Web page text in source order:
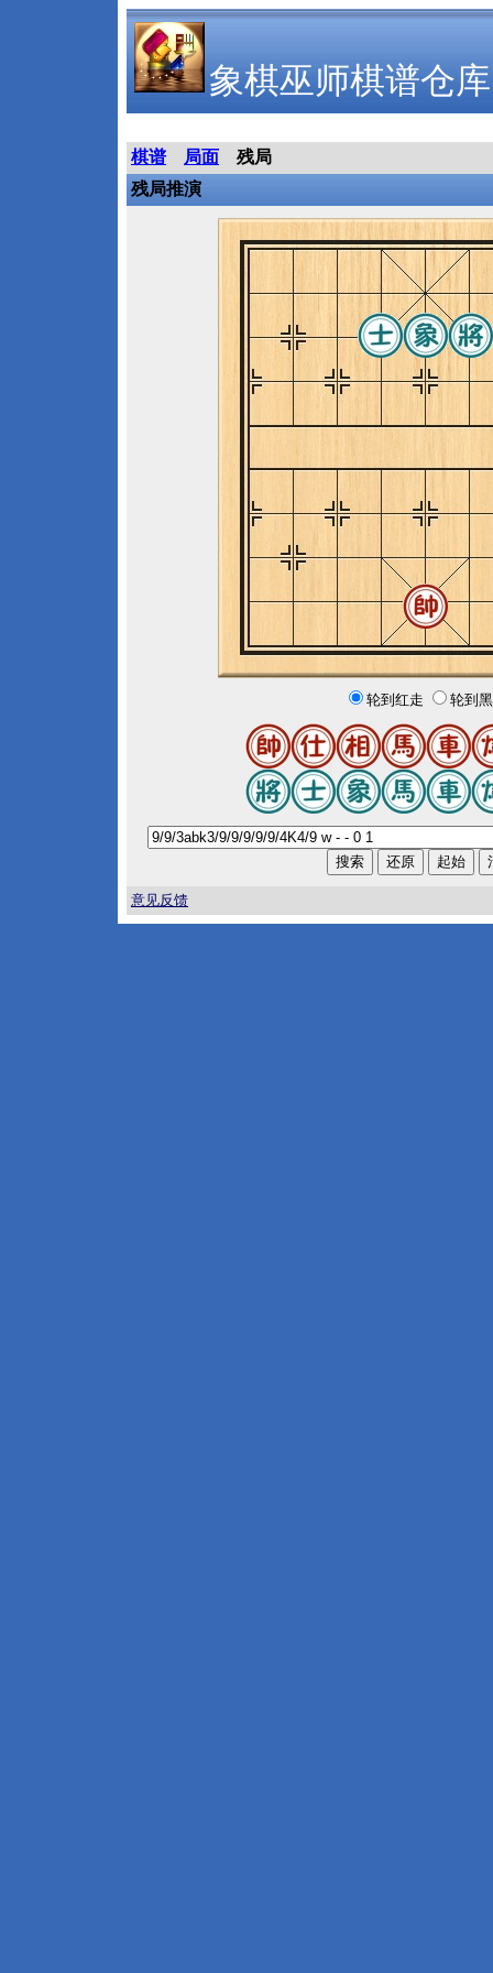
象棋巫师棋谱仓库
棋谱 局面
残局
残局推演
轮到红走 轮到
意见反馈